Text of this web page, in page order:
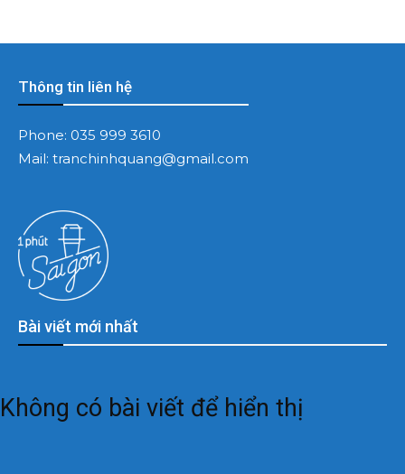
Bài viết mới nhất
Không có bài viết để hiển thị
Thông tin liên hệ
Phone: 035 999 3610
Mail: tranchinhquang@gmail.com